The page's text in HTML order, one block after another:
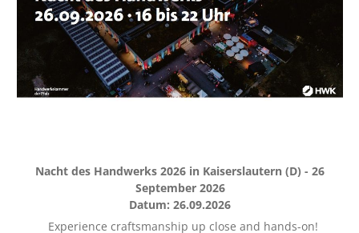
Nacht des Handwerks 2026 in Kaiserslautern (D) - 26
September 2026
Datum: 26.09.2026
Experience craftsmanship up close and hands-on!